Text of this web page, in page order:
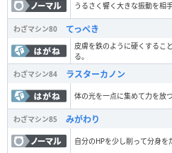
うるさく響く大きな振動を相
わざマシン80 てっぺき
皮膚を鉄のように硬くするこ
る。
わざマシン84 ラスターカノン
体の光を一点に集めて力を放
わざマシン85 みがわり
自分のHPを少し削って分身を